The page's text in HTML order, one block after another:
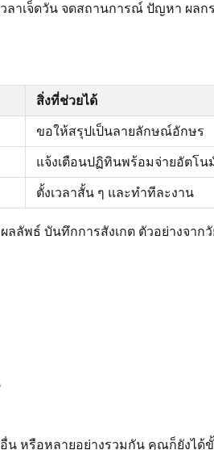
ลาเจ็ดวัน จดสถานการณ์ ปัญหา ผลก
สิ่งที่ช่วยได้
ขอให้สรุปเป็นลายลักษณ์อักษร
แจ้งเตือนปฏิทินพร้อมจ่ายอัตโน
ตั้งเวลาสั้น ๆ และทำทีละงาน
พธ์ บันทึกการสังเกต ตัวอย่างจากวั
อื่น หรือหลายอย่างรวมกัน คุณก็ยังไ